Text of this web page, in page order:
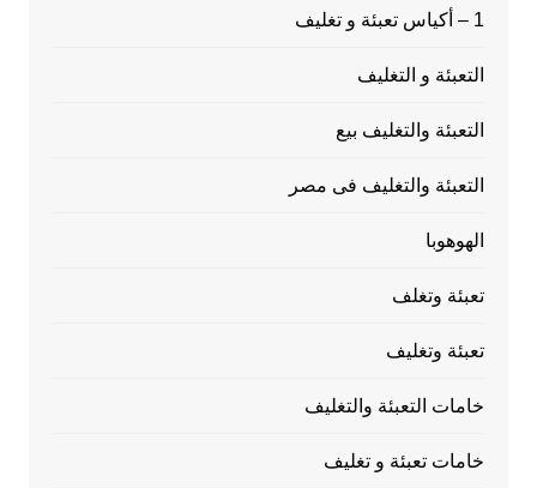
1 – أكياس تعبئة و تغليف
التعبئة و التغليف
التعبئة والتغليف بيع
التعبئة والتغليف فى مصر
الهوهوبا
تعبئة وتغلف
تعبئة وتغليف
خامات التعبئة والتغليف
خامات تعبئة و تغليف